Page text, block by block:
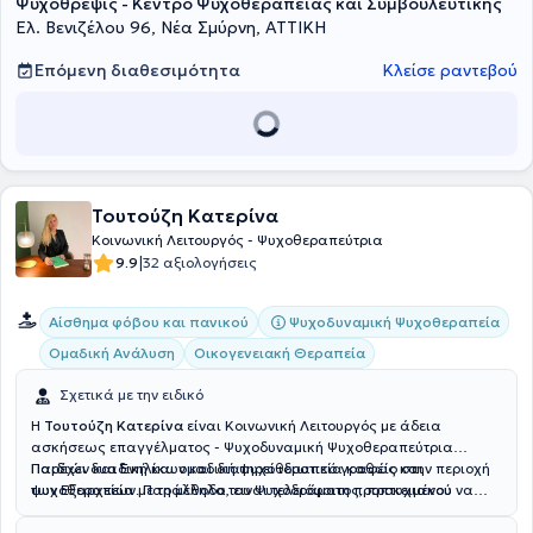
Ελ. Βενιζέλου 96, Νέα Σμύρνη, ΑΤΤΙΚΗ
Επόμενη διαθεσιμότητα
Κλείσε ραντεβού
Τουτούζη Κατερίνα
Κοινωνική Λειτουργός - Ψυχοθεραπεύτρια
9.9|32 αξιολογήσεις
Αίσθημα φόβου και πανικού
Ψυχοδυναμική Ψυχοθεραπεία
Ομαδική Ανάλυση
Οικογενειακή Θεραπεία
Σχετικά με την ειδικό
Η Τουτούζη Κατερίνα είναι Κοινωνική Λειτουργός με άδεια
ασκήσεως επαγγέλματος - Ψυχοδυναμική Ψυχοθεραπεύτρια
Παιδιών και Ενηλίκων και διατηρεί ιδιωτικό γραφείο στην περιοχή
των Εξαρχείων. Παράλληλα, ειναι τελειόφοιτη προπτυχιακού
Παρέχει δυαδική και ομαδική ψυχοθεραπεία καθώς και
ψυχοθεραπεία με τη μέθοδο του Ψυχοδράματος, προκειμένου να